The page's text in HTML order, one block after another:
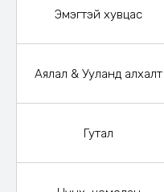
Эмэгтэй хувцас
Аялал & Ууланд алхалт
Гутал